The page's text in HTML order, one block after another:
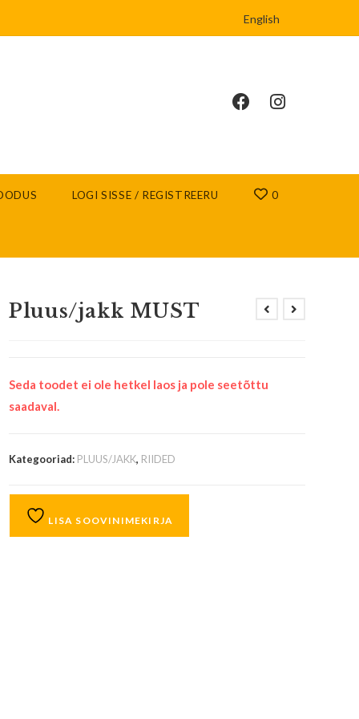
English
LOGI SISSE / REGISTREERU 0
Pluus/jakk MUST
Seda toodet ei ole hetkel laos ja pole seetõttu
saadaval.
Kategooriad: PLUUS/JAKK, RIIDED
LISA SOOVINIMEKIRJA